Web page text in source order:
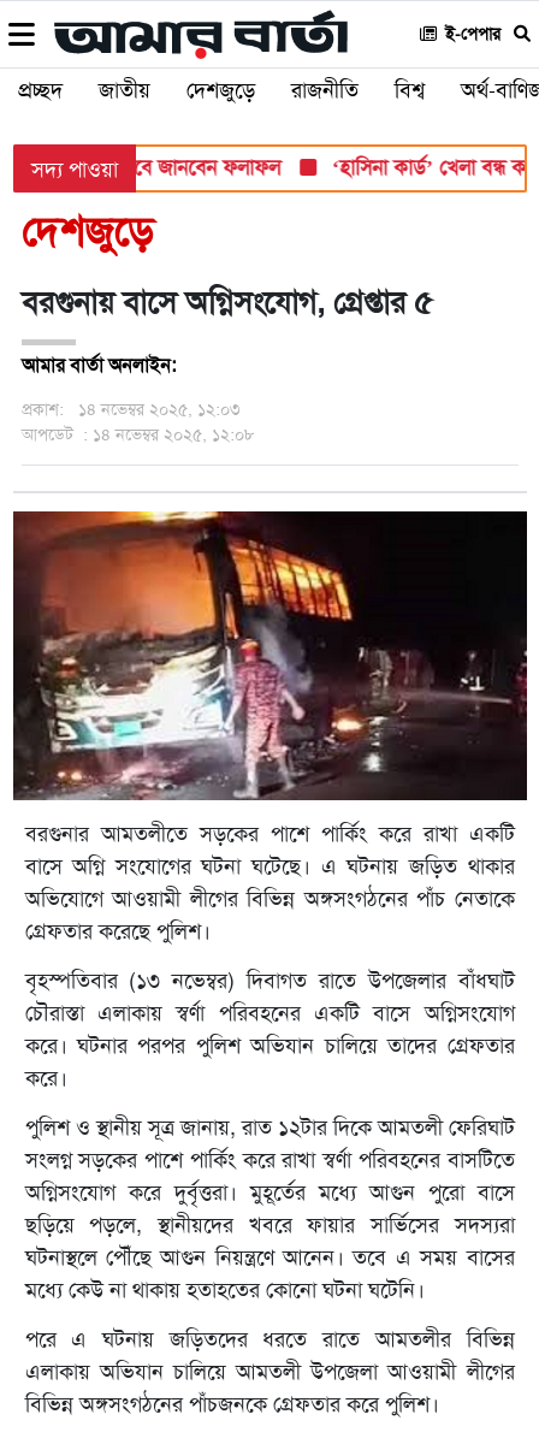
ই-পেপার
প্রচ্ছদ জাতীয় দেশজুড়ে রাজনীতি বিশ্ব অর্থ-
সদ্য পাওয়াযেভাবে জানবেন ফলাফল ‘হাসিনা কার্ড’ খেলা বন্ধ করতে
দেশজুড়ে
বরগুনায় বাসে অগ্নিসংযোগ, গ্রেপ্তার ৫
আমার বার্তা অনলাইন:
প্রকাশ:
১৪ নভেম্বর ২০২৫, ১২:০৩
আপডেট : ১৪ নভেম্বর ২০২৫, ১২:০৮
বরগুনার আমতলীতে সড়কের পাশে পার্কিং করে রাখা একটি
বাসে অগ্নি সংযোগের ঘটনা ঘটেছে। এ ঘটনায় জড়িত থাকার
অভিযোগে আওয়ামী লীগের বিভিন্ন অঙ্গসংগঠনের পাঁচ নেতাকে
গ্রেফতার করেছে পুলিশ।
বৃহস্পতিবার (১৩ নভেম্বর) দিবাগত রাতে উপজেলার বাঁধঘাট
চৌরাস্তা এলাকায় স্বর্ণা পরিবহনের একটি বাসে অগ্নিসংযোগ
করে। ঘটনার পরপর পুলিশ অভিযান চালিয়ে তাদের গ্রেফতার
করে।
পুলিশ ও স্থানীয় সূত্র জানায়, রাত ১২টার দিকে আমতলী ফেরিঘাট
সংলগ্ন সড়কের পাশে পার্কিং করে রাখা স্বর্ণা পরিবহনের বাসটিতে
অগ্নিসংযোগ করে দুর্বৃত্তরা। মুহূর্তের মধ্যে আগুন পুরো বাসে
ছড়িয়ে পড়লে, স্থানীয়দের খবরে ফায়ার সার্ভিসের সদস্যরা
ঘটনাস্থলে পৌঁছে আগুন নিয়ন্ত্রণে আনেন। তবে এ সময় বাসের
মধ্যে কেউ না থাকায় হতাহতের কোনো ঘটনা ঘটেনি।
পরে এ ঘটনায় জড়িতদের ধরতে রাতে আমতলীর বিভিন্ন
এলাকায় অভিযান চালিয়ে আমতলী উপজেলা আওয়ামী লীগের
বিভিন্ন অঙ্গসংগঠনের পাঁচজনকে গ্রেফতার করে পুলিশ।